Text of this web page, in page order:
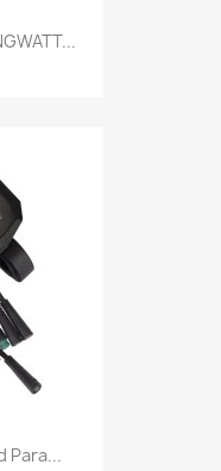
Para...